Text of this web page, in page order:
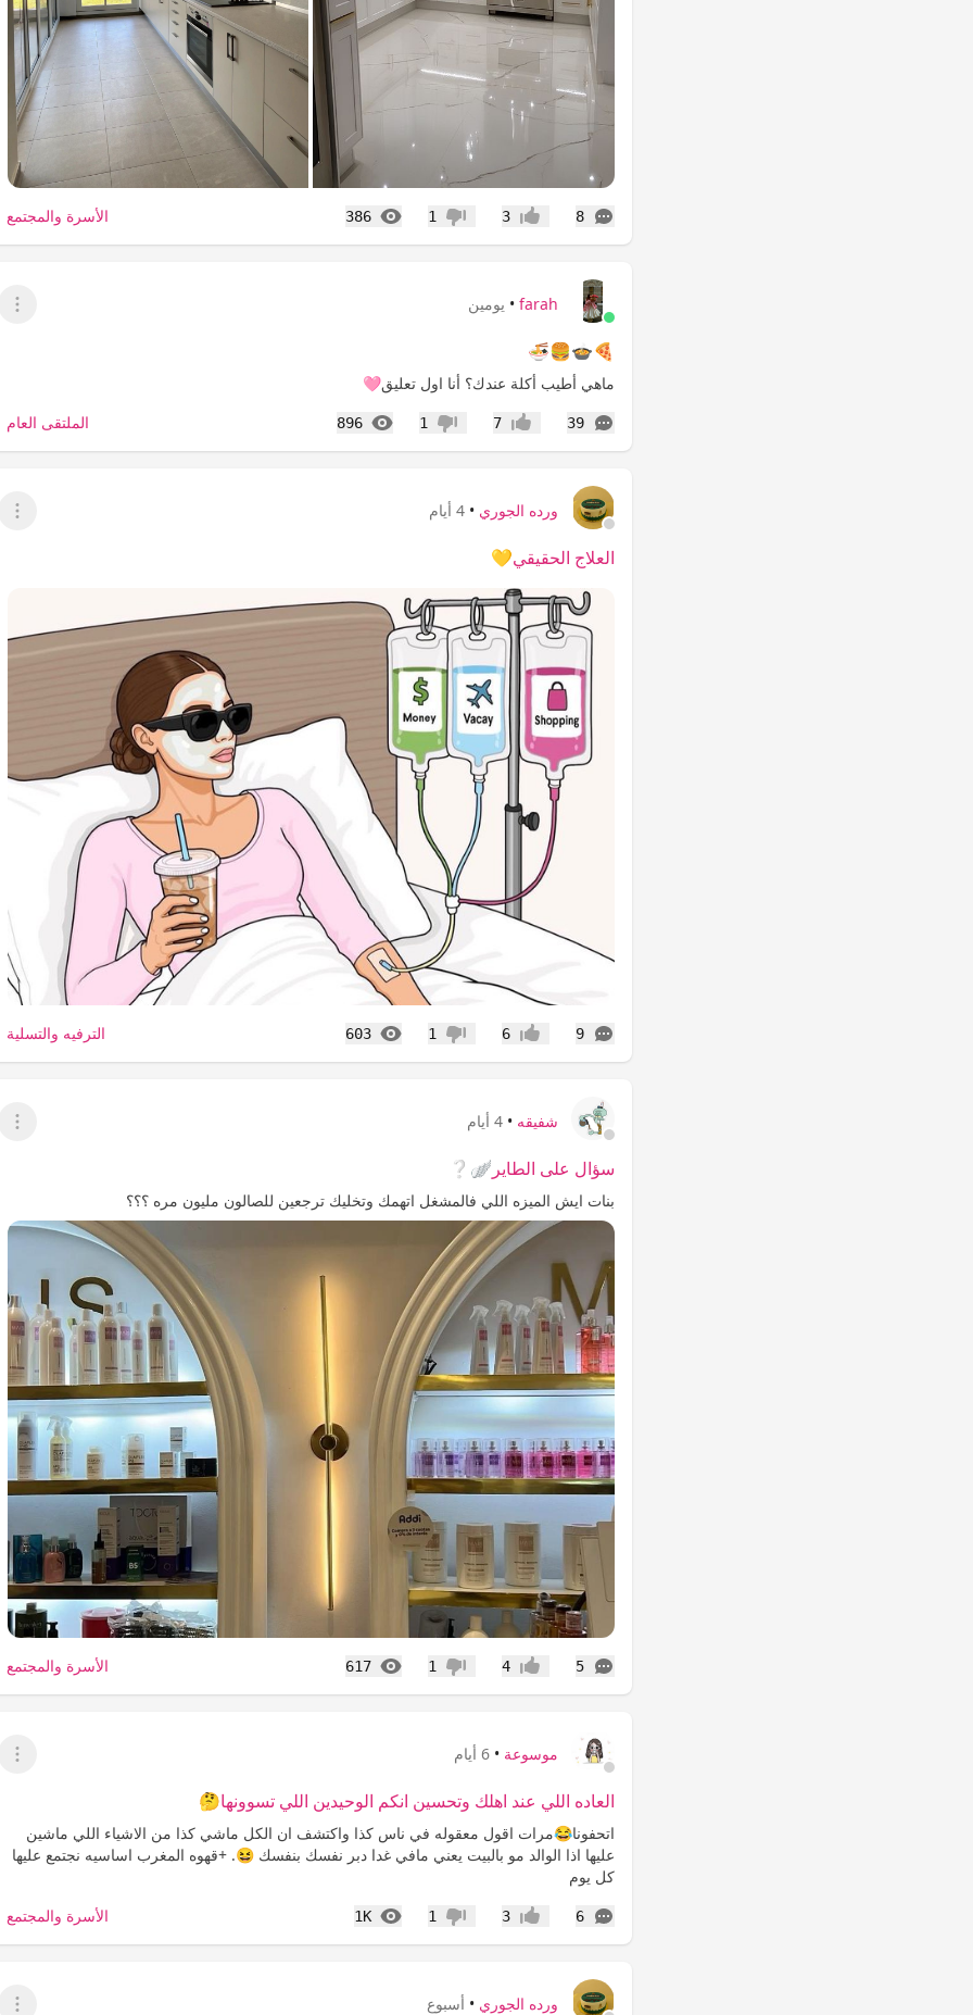
8
التعليقات إعجاب3 عدم إعجاب
1
386
المشاهدات الأسرة والمجتمع
farah
• يومين
🍕🍲🍔🍜
ماهي أطيب أكلة عندك؟ أنا اول تعليق🩷
39
التعليقات إعجاب 7 عدم إعجاب
1
896
المشاهدات الملتقى العام
ورده الجوري • 4 أيام
العلاج الحقيقي💛
9
التعليقات إعجاب6 عدم إعجاب
1
603
المشاهدات الترفيه والتسلية
شفيقه • 4 أيام
سؤال على الطاير🪽❔
بنات ايش الميزه اللي فالمشغل اتهمك وتخليك ترجعين للصالون مليون مره ؟؟؟
5
التعليقات إعجاب4 عدم إعجاب
1
617
المشاهدات الأسرة والمجتمع
موسوعة • 6 أيام
العاده اللي عند اهلك وتحسين انكم الوحيدين اللي تسوونها🤔
اتحفونا😂مرات اقول معقوله في ناس كذا واكتشف ان الكل ماشي كذا من الاشياء اللي ماشين
عليها اذا الوالد مو بالبيت يعني مافي غدا دبر نفسك بنفسك 😆. +قهوه المغرب اساسيه نجتمع عليها
كل يوم
6
التعليقات إعجاب3 عدم إعجاب
1
1K
المشاهدات الأسرة والمجتمع
ورده الجوري • أسبوع